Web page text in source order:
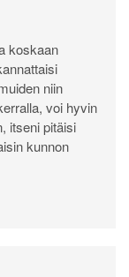
koskaan
niin
voi hyvin
itseni pitäisi
kunnon